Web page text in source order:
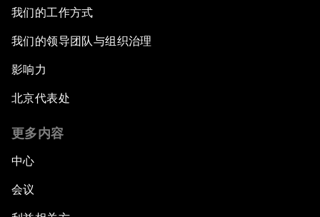
我们的工作方式
我们的领导团队与组织治理
影响力
北京代表处
更多内容
中心
会议